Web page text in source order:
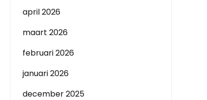
april 2026
maart 2026
februari 2026
januari 2026
december 2025